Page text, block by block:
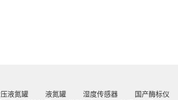
压液氮罐 液氮罐 湿度传感器 国产酶标仪